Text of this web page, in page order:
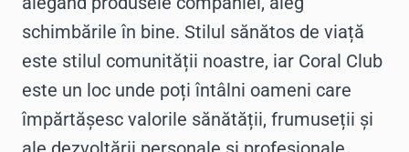
schimbările în bine. Stilul sănătos de viață
este stilul comunității noastre, iar Сoral Сlub
este un loc unde poți întâlni oameni care
împărtășesc valorile sănătății, frumuseții și